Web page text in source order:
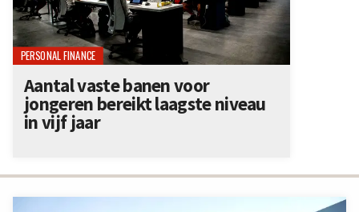
PERSONAL FINANCE
Aantal vaste banen voor
jongeren bereikt laagste niveau
in vijf jaar